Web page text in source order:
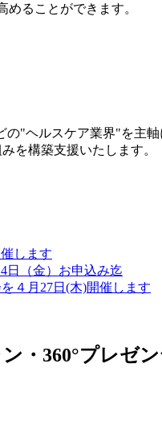
ることができます。
"ヘルスケア業界"を主
を構築支援いたします。
します
日（金）お申込み迄
４月27日(木)開催します
・360°プレゼ